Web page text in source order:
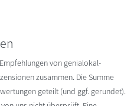
von genialokal-
zusammen. Die Summe
geteilt (und ggf. gerundet).